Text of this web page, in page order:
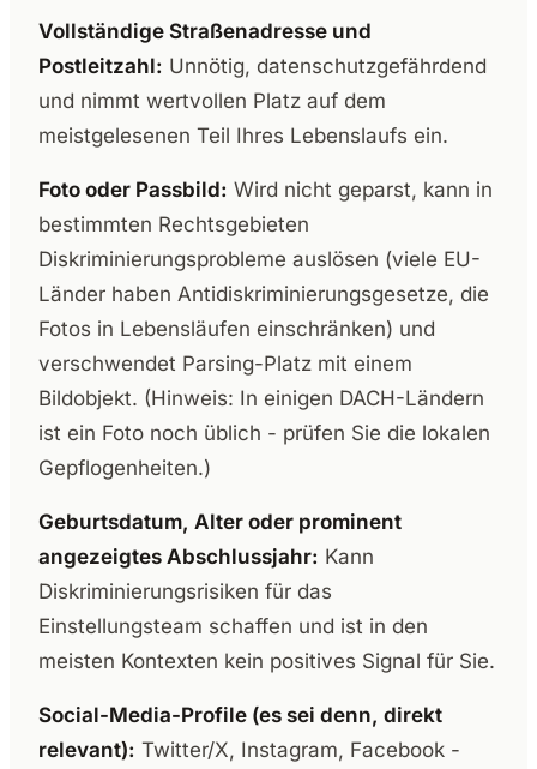
Vollständige Straßenadresse und
Postleitzahl: Unnötig, datenschutzgefährdend
und nimmt wertvollen Platz auf dem
meistgelesenen Teil Ihres Lebenslaufs ein.
Foto oder Passbild: Wird nicht geparst, kann in
bestimmten Rechtsgebieten
Diskriminierungsprobleme auslösen (viele EU-
Länder haben Antidiskriminierungsgesetze, die
Fotos in Lebensläufen einschränken) und
verschwendet Parsing-Platz mit einem
Bildobjekt. (Hinweis: In einigen DACH-Ländern
ist ein Foto noch üblich - prüfen Sie die lokalen
Gepflogenheiten.)
Geburtsdatum, Alter oder prominent
angezeigtes Abschlussjahr: Kann
Diskriminierungsrisiken für das
Einstellungsteam schaffen und ist in den
meisten Kontexten kein positives Signal für Sie.
Social-Media-Profile (es sei denn, direkt
relevant): Twitter/X, Instagram, Facebook -